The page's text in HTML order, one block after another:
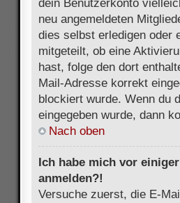
dein Benutzerkonto
neu angemeldeten
dies selbst erledigen oder
mitgeteilt, ob eine
hast, folge den dort
Mail-Adresse korrekt
blockiert wurde. Wenn du
eingegeben wurde, dann
Nach oben
Ich habe mich vor
anmelden?!
Versuche zuerst, die E-